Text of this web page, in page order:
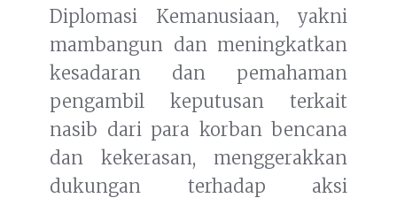
Diplomasi Kemanusiaan, yakni
mambangun dan meningkatkan
kesadaran dan pemahaman
pengambil keputusan terkait
nasib dari para korban bencana
dan kekerasan, menggerakkan
dukungan terhadap aksi